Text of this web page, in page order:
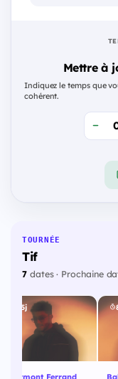
Mettre à
Indiquez le temps que
cohérent.
TOURNÉE
Tif
7dates · Prochaine
75j
Clermont Ferrand